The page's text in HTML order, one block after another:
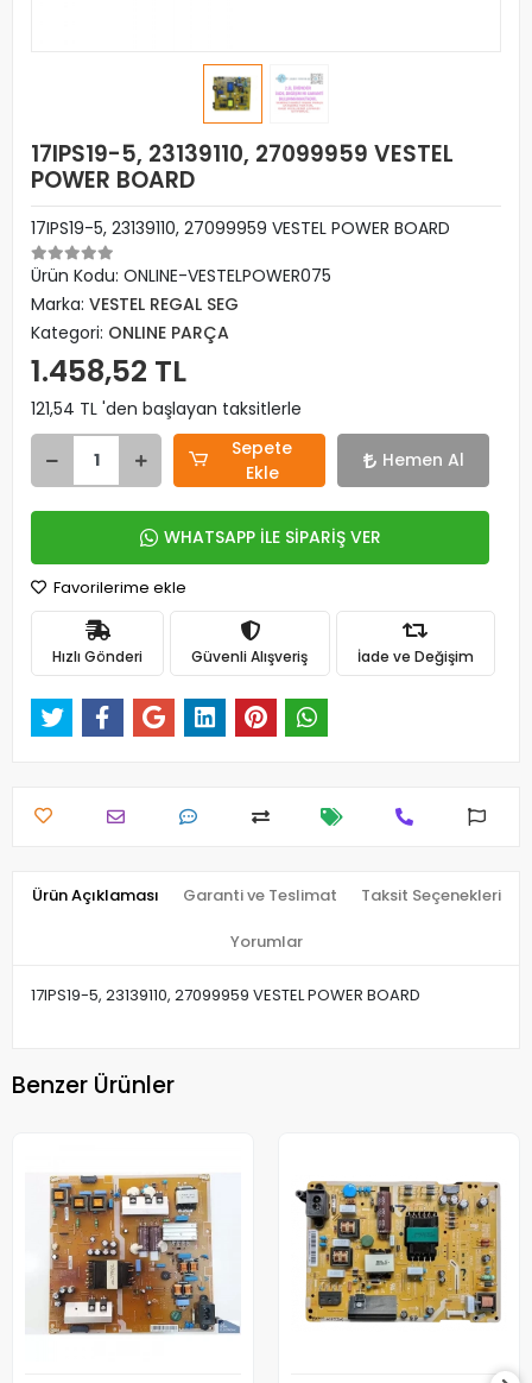
17IPS19-5, 23139110, 27099959 VESTEL
POWER BOARD
17IPS19-5, 23139110, 27099959 VESTEL POWER BOARD
Ürün Kodu: ONLINE-VESTELPOWER075
Marka: VESTEL REGAL SEG
Kategori: ONLINE PARÇA
1.458,52 TL
121,54 TL 'den başlayan taksitlerle
Sepete
Ekle
Hemen Al
WHATSAPP İLE SİPARİŞ VER
Favorilerime ekle
Hızlı Gönderi Güvenli Alışveriş İade ve Değişim
Ürün Açıklaması Garanti ve Teslimat Taksit Seçenekleri
Yorumlar
17IPS19-5, 23139110, 27099959 VESTEL POWER BOARD
Benzer Ürünler